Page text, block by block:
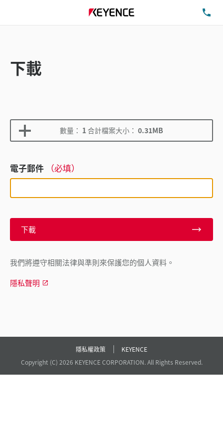
下載
數量： 1合計檔案大小： 0.31MB
電子郵件 （必填）
下載
我們將遵守相關法律與準則來保護您的個人資料。
隱私聲明
隱私權政策
KEYENCE
Copyright (C) 2026 KEYENCE CORPORATION. All Rights Reserved.